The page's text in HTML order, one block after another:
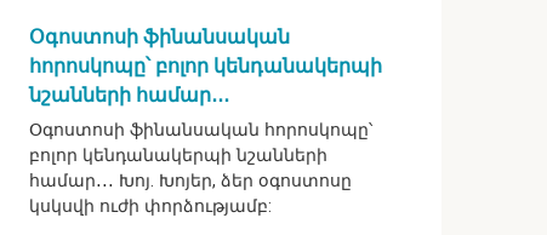
Օգոստոսի ֆինանսական
հորոսկոպը՝ բոլոր կենդանակերպի
նշանների համար․․․
Օգոստոսի ֆինանսական հորոսկոպը՝
բոլոր կենդանակերպի նշանների
համար․․․ Խոյ. Խոյեր, ձեր օգոստոսը
կսկսվի ուժի փորձությամբ: